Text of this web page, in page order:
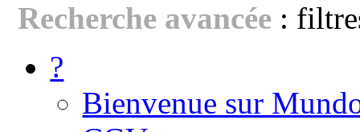
Recherche avancée :
?
Bienvenue sur